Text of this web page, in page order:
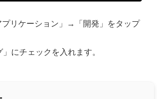
プリケーション」→「開発」をタップ
」にチェックを入れます。